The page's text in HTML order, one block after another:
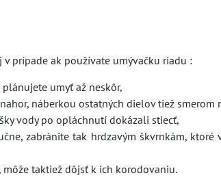
prípade ak používate umývačku riadu :
umyť až neskôr,
náberkou ostatných dielov tiež smerom
vody po opláchnutí dokázali stiecť,
zabránite tak hrdzavým škvrnkám, ktoré
taktiež dôjsť k ich korodovaniu.